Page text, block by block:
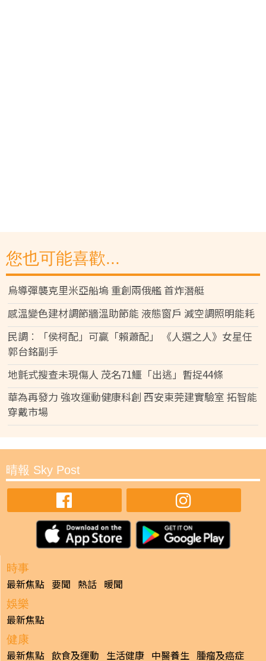
您也可能喜歡...
烏導彈襲克里米亞船塢 重創兩俄艦 首炸潛艇
感溫變色建材調節牆溫助節能 液態窗戶 減空調照明能耗
民調︰「侯柯配」可贏「賴蕭配」 《人選之人》女星任
郭台銘副手
地氈式搜查未現傷人 茂名71鱷「出逃」暫捉44條
華為再發力 強攻運動健康科創 西安東莞建實驗室 拓智能
穿戴市場
晴報 Sky Post
時事
最新焦點 要聞 熱話 暖聞
娛樂
最新焦點
健康
最新焦點 飲食及運動 生活健康 中醫養生 腫瘤及癌症